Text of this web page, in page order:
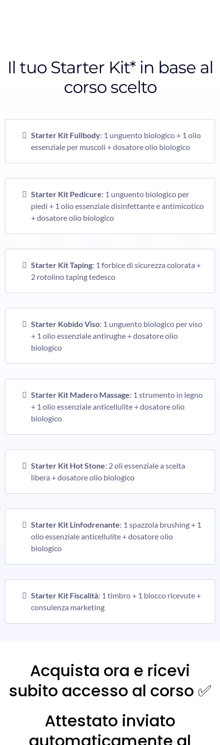
Il tuo Starter Kit* in base al
corso scelto
Starter Kit Fullbody: 1 unguento biologico + 1 olio
essenziale per muscoli + dosatore olio biologico
Starter Kit Pedicure: 1 unguento biologico per
piedi + 1 olio essenziale disinfettante e antimicotico
+ dosatore olio biologico
Starter Kit Taping: 1 forbice di sicurezza colorata +
2 rotolino taping tedesco
Starter Kobido Viso: 1 unguento biologico per viso
+ 1 olio essenziale antirughe + dosatore olio
biologico
Starter Kit Madero Massage: 1 strumento in legno
+ 1 olio essenziale anticellulite + dosatore olio
biologico
Starter Kit Hot Stone: 2 oli essenziale a scelta
libera + dosatore olio biologico
Starter Kit Linfodrenante: 1 spazzola brushing + 1
olio essenziale anticellulite + dosatore olio
biologico
Starter Kit Fiscalità: 1 timbro + 1 blocco ricevute +
consulenza marketing
Acquista ora e ricevi
subito accesso al corso ✅
Attestato inviato